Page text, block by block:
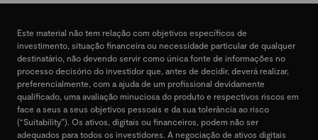
Este material não tem relação com objetivos específicos de
investimento, situação financeira ou necessidade particular de qualquer
destinatário, não devendo servir como única fonte de informações no
processo decisório do investidor que, antes de decidir, deverá realizar,
preferencialmente, com a ajuda de um profissional devidamente
qualificado, uma avaliação minuciosa do produto e respectivos riscos em
face a seus a seus objetivos pessoais e da sua tolerância ao risco
(“Suitability”). Os ativos, digitais ou financeiros, podem não ser
adequados para todos os investidores. A negociação de ativos digitais